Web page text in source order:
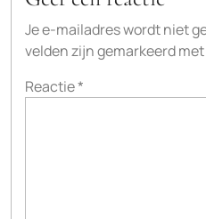
Je e-mailadres wordt niet
velden zijn gemarkeerd met
Reactie*